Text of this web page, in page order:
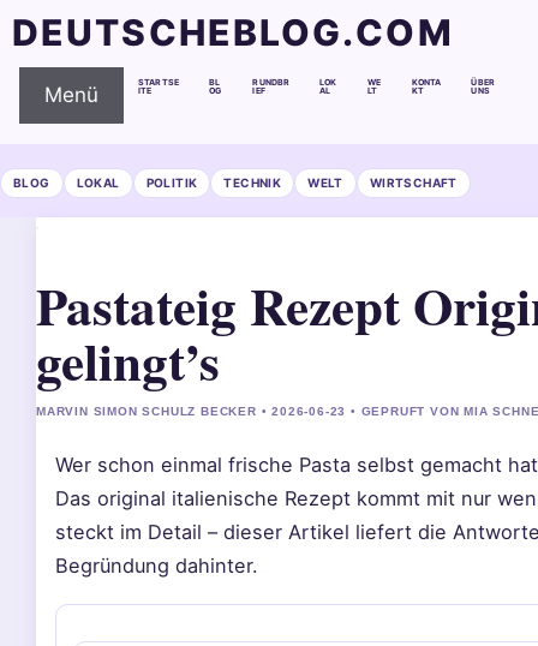
DEUTSCHEBLOG.COM
Menü
STARTSE
ITE
BL
OG
RUNDBR
IEF
LOK
AL
WE
LT
KONTA
KT
ÜBER
UNS
BLOG LOKAL POLITIK TECHNIK WELT WIRTSCHAFT
Pastateig Rezept
gelingt’s
MARVIN SIMON SCHULZ BECKER • 2026-06-23 • GEPRUFT VON MIA
Wer schon einmal frische Pasta selbst gemacht
Das original italienische Rezept kommt mit nur
steckt im Detail – dieser Artikel liefert die
Begründung dahinter.